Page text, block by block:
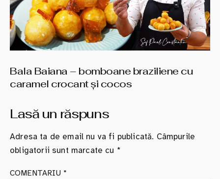
Bala Baiana – bomboane braziliene cu
caramel crocant şi cocos
Lasă un răspuns
Adresa ta de email nu va fi publicată. Câmpurile
obligatorii sunt marcate cu *
COMENTARIU *